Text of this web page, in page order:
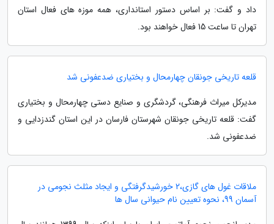
داد و گفت: بر اساس دستور استانداری، همه موزه های فعال استان
تهران تا ساعت 15 فعال خواهند بود.
قلعه تاریخی جونقان چهارمحال و بختیاری ضدعفونی شد
مدیرکل میراث فرهنگی، گردشگری و صنایع دستی چهارمحال و بختیاری
گفت: قلعه تاریخی جونقان شهرستان فارسان در این استان گندزدایی و
ضدعفونی شد.
ملاقات غول های گازی،2 خورشیدگرفتگی و ایجاد مثلث نجومی در
آسمان 99، نحوه تعیین نام حیوانی سال ها